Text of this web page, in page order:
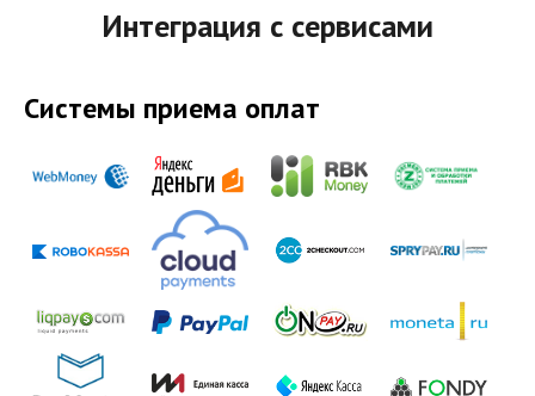
Интеграция с сервисами
Системы приема оплат